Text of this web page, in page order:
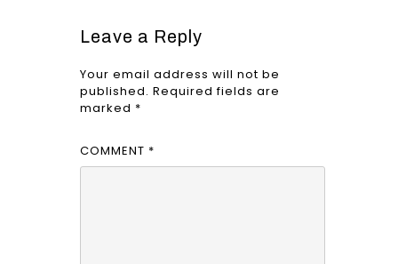
Leave a Reply
Your email address will not be
published. Required fields are
marked *
COMMENT *